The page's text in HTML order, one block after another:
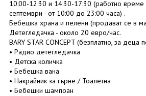
10:00-12:30 и 14:30-17:30 (работно
септември - от 10:00 до 23:00 часа) .
Бебешка храна и пелени (продават се в
Детегледачка - около 20 евро/час.
BARY STAR CONCEPT (безплатно, за деца
• Радио детегледачка
• Детска количка
• Бебешка вана
• Накрайник за гърне / Тоалетна
• Бебешки шампоан